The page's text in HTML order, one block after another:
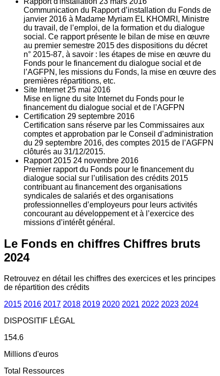
Communication du Rapport d’installation du Fonds de
janvier 2016 à Madame Myriam EL KHOMRI, Ministre
du travail, de l’emploi, de la formation et du dialogue
social. Ce rapport présente le bilan de mise en œuvre
au premier semestre 2015 des dispositions du décret
n° 2015-87, à savoir : les étapes de mise en œuvre du
Fonds pour le financement du dialogue social et de
l’AGFPN, les missions du Fonds, la mise en œuvre des
premières répartitions, etc.
Site Internet 25 mai 2016
Mise en ligne du site Internet du Fonds pour le
financement du dialogue social et de l’AGFPN
Certification 29 septembre 2016
Certification sans réserve par les Commissaires aux
comptes et approbation par le Conseil d’administration
du 29 septembre 2016, des comptes 2015 de l’AGFPN
clôturés au 31/12/2015.
Rapport 2015 24 novembre 2016
Premier rapport du Fonds pour le financement du
dialogue social sur l’utilisation des crédits 2015
contribuant au financement des organisations
syndicales de salariés et des organisations
professionnelles d’employeurs pour leurs activités
concourant au développement et à l’exercice des
missions d’intérêt général.
Le Fonds en chiffres Chiffres bruts
2024
Retrouvez en détail les chiffres des exercices et les principes
de répartition des crédits
2015 2016 2017 2018 2019 2020 2021 2022 2023 2024
DISPOSITIF LÉGAL
154.6
Millions d'euros
Total Ressources